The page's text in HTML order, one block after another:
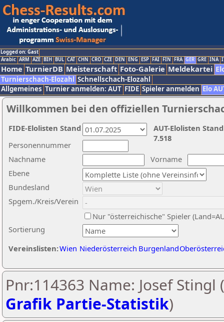
Logged on: Gast
Arabic ARM AZE BIH BUL CAT CHN CRO CZE DEN ENG ESP FAI FIN FRA GER GRE INA
Home TurnierDB Meisterschaft Foto-Galerie Meldekartei
Turnierschach-Elozahl Schnellschach-Elozahl
Allgemeines Turnier anmelden: AUT FIDE Spieler anmelden Elo
Willkommen bei den offiziellen
Nachname
Vorname
Ebene
Sortierung
Personennummer
Bundesland
Spgem./Kreis/Verein
Nur "österreichische" Spieler
Vereinslisten:Wien Niederösterreich Burgenland
AUT-Elolisten
7.518
FIDE-Elolisten Stand
Pnr:114363 Name: Josef Stingl (
Grafik Partie-Statistik)